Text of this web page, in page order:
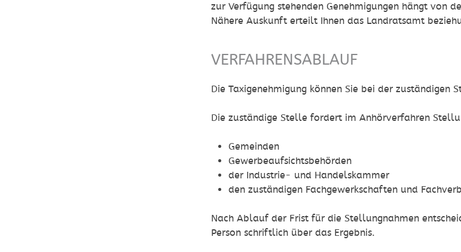
zur Verfügung stehenden Genehmigungen hängt von
Nähere Auskunft erteilt Ihnen das Landratsamt
VERFAHRENSABLAUF
Die Taxigenehmigung können Sie bei der zuständigen
Die zuständige Stelle fordert im Anhörverfahren
Gemeinden
Gewerbeaufsichtsbehörden
der Industrie- und Handelskammer
den zuständigen Fachgewerkschaften und
Nach Ablauf der Frist für die Stellungnahmen
Person schriftlich über das Ergebnis.